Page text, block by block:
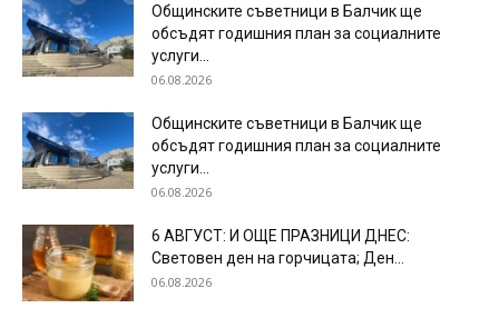
Общинските съветници в Балчик ще
обсъдят годишния план за социалните
услуги...
06.08.2026
Общинските съветници в Балчик ще
обсъдят годишния план за социалните
услуги...
06.08.2026
6 АВГУСТ: И ОЩЕ ПРАЗНИЦИ ДНЕС:
Световен ден на горчицата; Ден...
06.08.2026